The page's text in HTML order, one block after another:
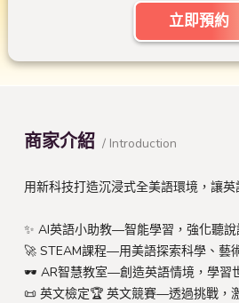
立即預約
商家介紹 / Introduction
用新科技打造沉浸式全美語環境，讓
✨ AI英語小助教—智能學習，強化聽說
🚀 STEAM課程—用美語探索科學、藝
🕶 AR智慧教室—創造英語情境，學習
📜 英文檢定🏆 英文競賽—透過挑戰，